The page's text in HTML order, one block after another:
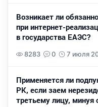
Возникает ли
при интернет-
в государства ЕАЭС?
8283 0 7 июля
Применяется ли
РК, если заем
третьему лицу, минуя